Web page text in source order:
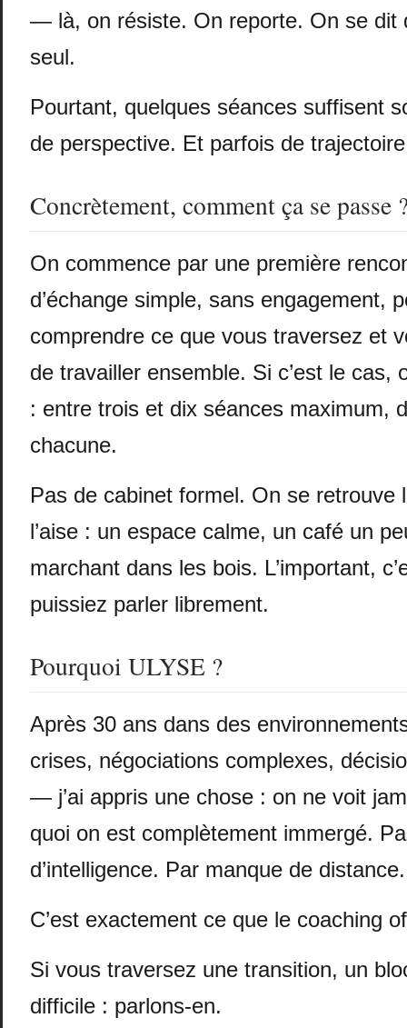
— là, on résiste. On reporte. On se dit
seul.
Pourtant, quelques séances suffisent
de perspective. Et parfois de
Concrètement, comment ça se passe
On commence par une première
d’échange simple, sans engagement,
comprendre ce que vous traversez et
de travailler ensemble. Si c’est le cas,
: entre trois et dix séances maximum,
chacune.
Pas de cabinet formel. On se retrouve
l’aise : un espace calme, un café un
marchant dans les bois. L’important,
puissiez parler librement.
Pourquoi ULYSE ?
Après 30 ans dans des
crises, négociations complexes,
— j’ai appris une chose : on ne voit
quoi on est complètement immergé.
d’intelligence. Par manque de distance.
C’est exactement ce que le coaching
Si vous traversez une transition, un
difficile : parlons-en.